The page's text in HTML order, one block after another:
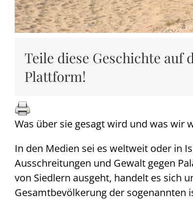
Teile diese Geschichte auf
Plattform!
Was über sie gesagt wird und was wir
In den Medien sei es weltweit oder in
Ausschreitungen und Gewalt gegen
von Siedlern ausgeht, handelt es sich
Gesamtbevölkerung der sogenannten